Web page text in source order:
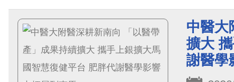
響。
中醫大
擴大
謝醫學